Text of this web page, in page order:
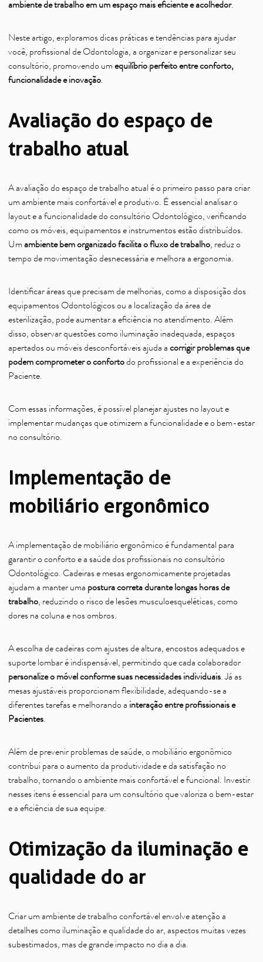
ambiente de trabalho em um espaço mais eficiente e acolhedor.
Neste artigo, exploramos dicas práticas e tendências para ajudar
você, profissional de Odontologia, a organizar e personalizar seu
consultório, promovendo um equilíbrio perfeito entre conforto,
funcionalidade e inovação.
Avaliação do espaço de
trabalho atual
A avaliação do espaço de trabalho atual é o primeiro passo para criar
um ambiente mais confortável e produtivo. É essencial analisar o
layout e a funcionalidade do consultório Odontológico, verificando
como os móveis, equipamentos e instrumentos estão distribuídos.
Um ambiente bem organizado facilita o fluxo de trabalho, reduz o
tempo de movimentação desnecessária e melhora a ergonomia.
Identificar áreas que precisam de melhorias, como a disposição dos
equipamentos Odontológicos ou a localização da área de
esterilização, pode aumentar a eficiência no atendimento. Além
disso, observar questões como iluminação inadequada, espaços
apertados ou móveis desconfortáveis ajuda a corrigir problemas que
podem comprometer o confortodo profissional e a experiência do
Paciente.
Com essas informações, é possível planejar ajustes no layout e
implementar mudanças que otimizem a funcionalidade e o bem-estar
no consultório.
Implementação de
mobiliário ergonômico
A implementação de mobiliário ergonômico é fundamental para
garantir o conforto e a saúde dos profissionais no consultório
Odontológico. Cadeiras e mesas ergonomicamente projetadas
ajudam a manter uma postura correta durante longas horas de
trabalho, reduzindo o risco de lesões musculoesqueléticas, como
dores na coluna e nos ombros.
A escolha de cadeiras com ajustes de altura, encostos adequados e
suporte lombar é indispensável, permitindo que cada colaborador
personalize o móvel conforme suas necessidades individuais. Já as
mesas ajustáveis proporcionam flexibilidade, adequando-se a
diferentes tarefas e melhorando a interação entre profissionais e
Pacientes.
Além de prevenir problemas de saúde, o mobiliário ergonômico
contribui para o aumento da produtividade e da satisfação no
trabalho, tornando o ambiente mais confortável e funcional. Investir
nesses itens é essencial para um consultório que valoriza o bem-estar
e a eficiência de sua equipe.
Otimização da iluminação e
qualidade do ar
Criar um ambiente de trabalho confortável envolve atenção a
detalhes como iluminação e qualidade do ar, aspectos muitas vezes
subestimados, mas de grande impacto no dia a dia.